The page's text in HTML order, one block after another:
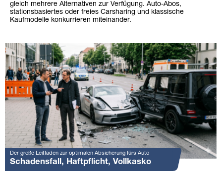
gleich mehrere Alternativen zur Verfügung. Auto-Abos,
stationsbasiertes oder freies Carsharing und klassische
Kaufmodelle konkurrieren miteinander.
Der große Leitfaden zur optimalen Absicherung fürs Auto
Schadensfall, Haftpflicht, Vollkasko